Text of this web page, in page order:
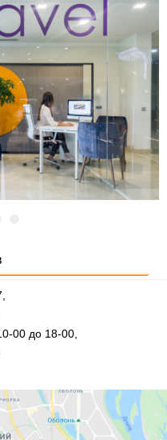
00 до 18-00,